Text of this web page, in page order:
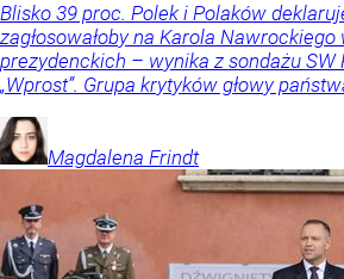
Blisko 39 proc. Polek i Polaków
zagłosowałoby na Karola
prezydenckich – wynika z sondażu SW
„Wprost”. Grupa krytyków głowy
Magdalena Frindt